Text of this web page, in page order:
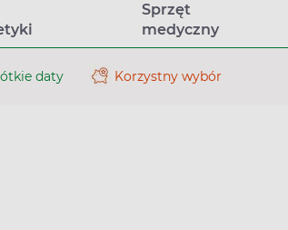
Sprzęt
medyczny
daty Korzystny wybór